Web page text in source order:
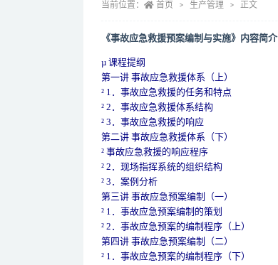
当前位置： 首页 生产管理 正文
《事故应急救援预案编制与实施》内容简介
µ 课程提纲
第一讲 事故应急救援体系（上）
² 1．事故应急救援的任务和特点
² 2．事故应急救援体系结构
² 3．事故应急救援的响应
第二讲 事故应急救援体系（下）
² 事故应急救援的响应程序
² 2．现场指挥系统的组织结构
² 3．案例分析
第三讲 事故应急预案编制（一）
² 1．事故应急预案编制的策划
² 2．事故应急预案的编制程序（上）
第四讲 事故应急预案编制（二）
² 1．事故应急预案的编制程序（下）